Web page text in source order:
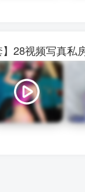
28视频写真私